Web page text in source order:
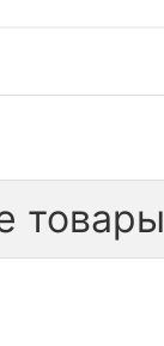
товары